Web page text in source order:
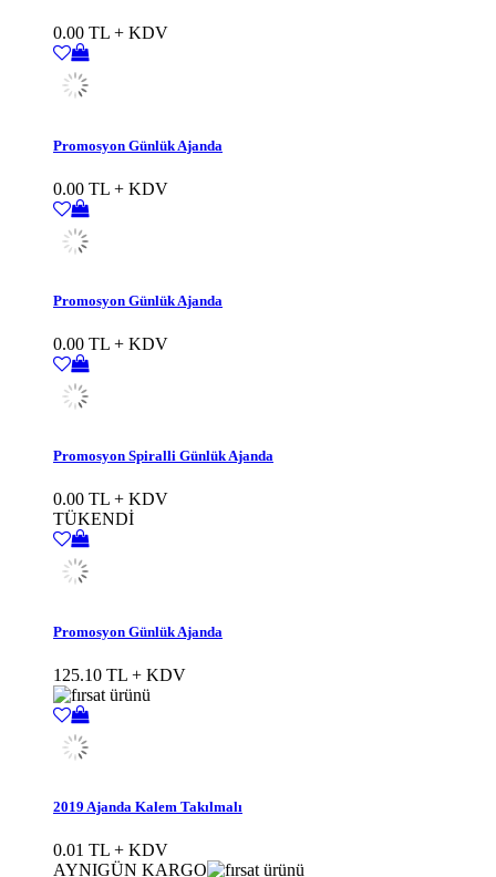
0.00 TL + KDV
Promosyon Günlük Ajanda
0.00 TL + KDV
Promosyon Günlük Ajanda
0.00 TL + KDV
Promosyon Spiralli Günlük Ajanda
0.00 TL + KDV
TÜKENDİ
Promosyon Günlük Ajanda
125.10 TL + KDV
2019 Ajanda Kalem Takılmalı
0.01 TL + KDV
AYNIGÜN KARGO